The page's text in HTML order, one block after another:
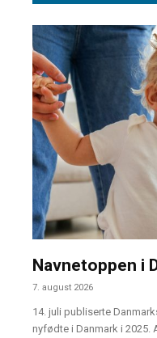
Navnetoppen i
7. august 2026
14. juli publiserte
nyfødte i Danmark i